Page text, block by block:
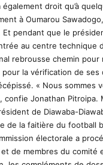
également droit qu’à
à Oumarou
pendant que le
au centre technique
rebrousse chemin pour
la vérification de ses
« Nous sommes
confie Jonathan Pitroipa.
de Diawaba-
de la faitière du football
électorale a
de membres du comité